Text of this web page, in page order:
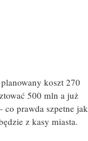
koszt 270
500 mln a już
prawda szpetne jak
z kasy miasta.